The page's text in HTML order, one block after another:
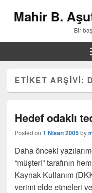
Mahir B.
Bir
ETIKET ARŞIVI:
Hedef odaklı
Posted on 1 Nisan 2005by
Daha önceki
“müşteri” tarafının
Kaynak Kullanım
verimi elde etmeleri